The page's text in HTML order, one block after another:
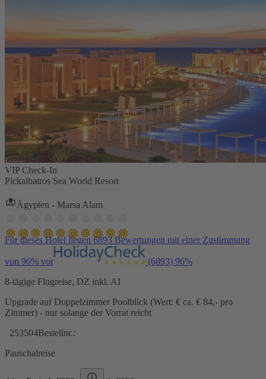
VIP Check-In
Pickalbatros Sea World Resort
Ägypten - Marsa Alam
Für dieses Hotel liegen 6893 Bewertungen mit einer Zustimmung
von 96% vor (6893) 96%
8-tägige Flugreise, DZ inkl. AI
Upgrade auf Doppelzimmer Poolblick (Wert: € ca. € 84,- pro
Zimmer) - nur solange der Vorrat reicht
253504Bestellnr.:
Pauschalreise